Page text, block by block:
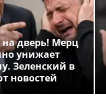
на дверь! Мерц
унижает
Зеленский в
новостей